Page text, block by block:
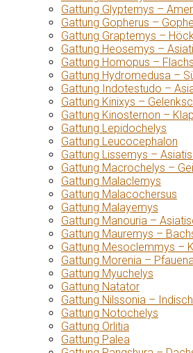
Gattung Glyptemys –
Gattung Gopherus –
Gattung Graptemys –
Gattung Heosemys –
Gattung Homopus –
Gattung Hydromedusa –
Gattung Indotestudo –
Gattung Kinixys –
Gattung Kinosternon –
Gattung Lepidochelys
Gattung Leucocephalon
Gattung Lissemys –
Gattung Macrochelys –
Gattung Malaclemys
Gattung Malacochersus
Gattung Malayemys
Gattung Manouria –
Gattung Mauremys –
Gattung Mesoclemmys –
Gattung Morenia –
Gattung Myuchelys
Gattung Natator
Gattung Nilssonia –
Gattung Notochelys
Gattung Orlitia
Gattung Palea